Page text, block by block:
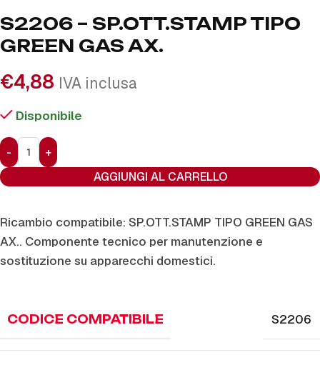
S2206 – SP.OTT.STAMP TIPO
GREEN GAS AX.
€4,88 IVA inclusa
Disponibile
AGGIUNGI AL CARRELLO
Ricambio compatibile: SP.OTT.STAMP TIPO GREEN GAS
AX.. Componente tecnico per manutenzione e
sostituzione su apparecchi domestici.
CODICE COMPATIBILE S2206